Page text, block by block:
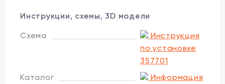
Инструкции, схемы, 3D модели
Схема
Инструкция
по установке
357701
Каталог
Информация